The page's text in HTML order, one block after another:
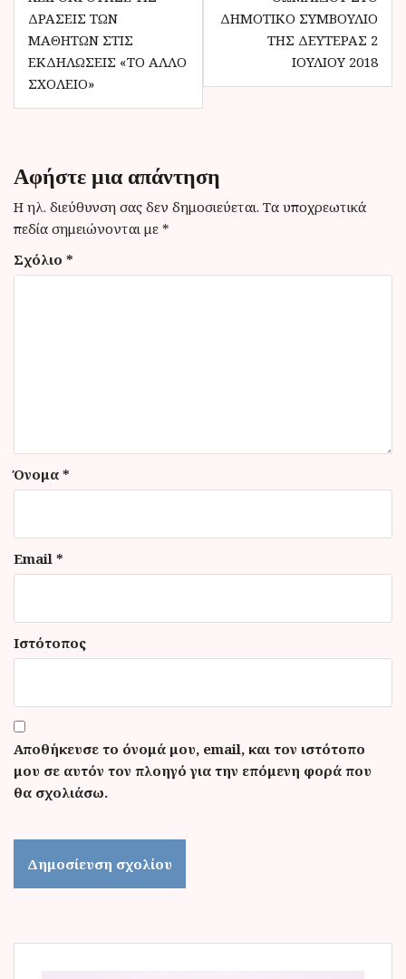
ή
η
η
ά
ρ
θ
ΔΡΆΣΕΙΣ ΤΩΝ
ΜΑΘΗΤΏΝ ΣΤΙΣ
ΕΚΔΗΛΏΣΕΙΣ «ΤΟ ΆΛΛΟ
ΣΧΟΛΕΊΟ»
ΔΗΜΟΤΙΚΌ ΣΥΜΒΟΎΛΙΟ
ΤΗΣ ΔΕΥΤΈΡΑΣ 2
ΙΟΥΛΊΟΥ 2018
Αφήστε μια απάντηση
Η ηλ. διεύθυνση σας δεν δημοσιεύεται. Τα υποχρεωτικά
πεδία σημειώνονται με *
Σχόλιο *
Όνομα *
Email *
Ιστότοπος
Αποθήκευσε το όνομά μου, email, και τον ιστότοπο
μου σε αυτόν τον πλοηγό για την επόμενη φορά που
θα σχολιάσω.